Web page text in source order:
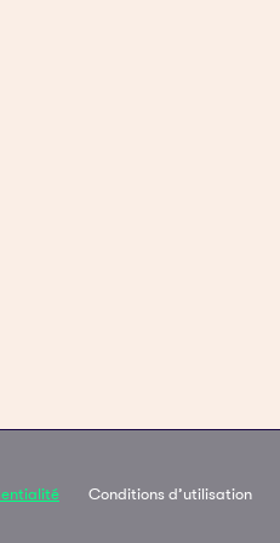
Conditions d’utilisation